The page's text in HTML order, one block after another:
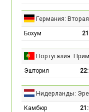
Германия:
Бохум
Португалия:
Эшторил
Нидерланды:
Камбюр